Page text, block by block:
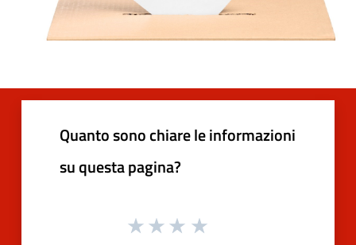
Quanto sono chiare le informazioni
su questa pagina?